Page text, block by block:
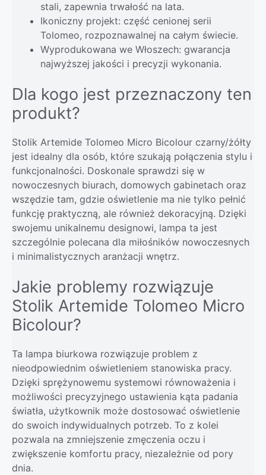
stali, zapewnia trwałość na lata.
Ikoniczny projekt: część cenionej serii
Tolomeo, rozpoznawalnej na całym świecie.
Wyprodukowana we Włoszech: gwarancja
najwyższej jakości i precyzji wykonania.
Dla kogo jest przeznaczony ten
produkt?
Stolik Artemide Tolomeo Micro Bicolour czarny/żółty
jest idealny dla osób, które szukają połączenia stylu i
funkcjonalności. Doskonale sprawdzi się w
nowoczesnych biurach, domowych gabinetach oraz
wszędzie tam, gdzie oświetlenie ma nie tylko pełnić
funkcję praktyczną, ale również dekoracyjną. Dzięki
swojemu unikalnemu designowi, lampa ta jest
szczególnie polecana dla miłośników nowoczesnych
i minimalistycznych aranżacji wnętrz.
Jakie problemy rozwiązuje
Stolik Artemide Tolomeo Micro
Bicolour?
Ta lampa biurkowa rozwiązuje problem z
nieodpowiednim oświetleniem stanowiska pracy.
Dzięki sprężynowemu systemowi równoważenia i
możliwości precyzyjnego ustawienia kąta padania
światła, użytkownik może dostosować oświetlenie
do swoich indywidualnych potrzeb. To z kolei
pozwala na zmniejszenie zmęczenia oczu i
zwiększenie komfortu pracy, niezależnie od pory
dnia.